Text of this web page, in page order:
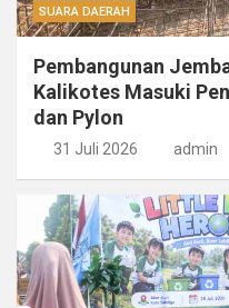
SUARA DAERAH
Pembangunan
Kalikotes Masuki
dan Pylon
31 Juli 2026 admin